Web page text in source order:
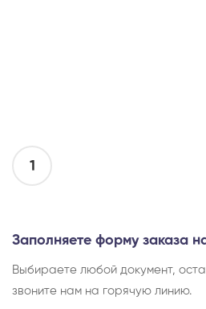
1
Заполняете форму заказа
Выбираете любой документ,
звоните нам на горячую линию.